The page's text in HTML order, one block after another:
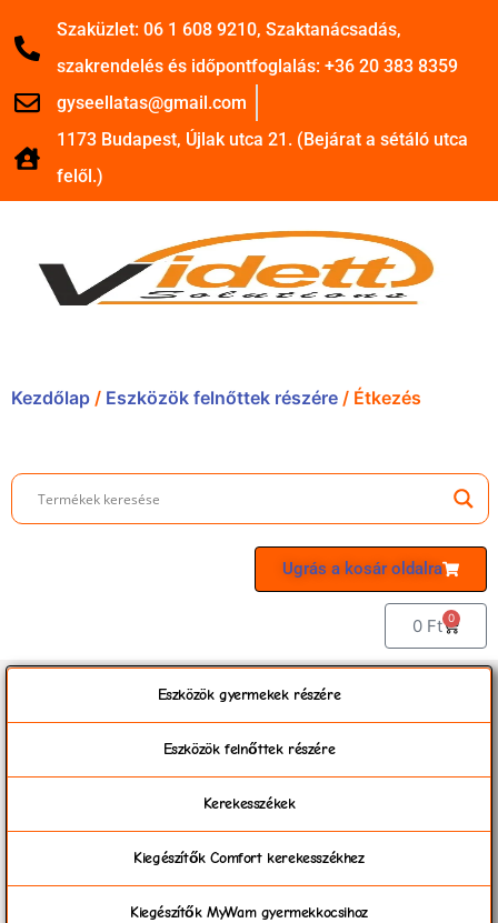
Szaküzlet: 06 1 608 9210, Szaktanácsadás,
szakrendelés és időpontfoglalás: +36 20 383 8359
gyseellatas@gmail.com
1173 Budapest, Újlak utca 21. (Bejárat a sétáló utca
felől.)
Kezdőlap / Eszközök felnőttek részére / Étkezés
Ugrás a kosár oldalra
0 Ft 0
Eszközök gyermekek részére
Eszközök felnőttek részére
Kerekesszékek
Kiegészítők Comfort kerekesszékhez
Kiegészítők MyWam gyermekkocsihoz